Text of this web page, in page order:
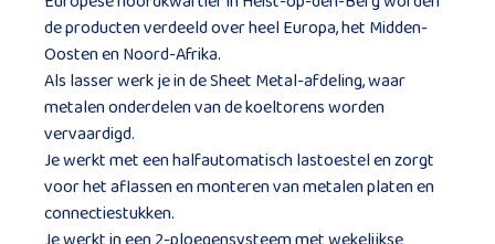
de producten verdeeld over heel Europa, het Midden-
Oosten en Noord-Afrika.
Als lasser werk je in de Sheet Metal-afdeling, waar
metalen onderdelen van de koeltorens worden
vervaardigd.
Je werkt met een halfautomatisch lastoestel en zorgt
voor het aflassen en monteren van metalen platen en
connectiestukken.